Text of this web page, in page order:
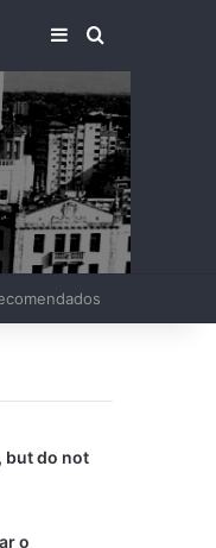
BARRA LATERAL
BUSCAR
but do not
o